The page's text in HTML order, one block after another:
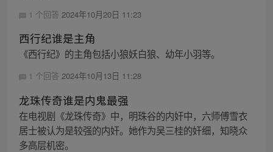
1 个回答 2024年10月20日 11:23
西行纪谁是主角
《西行纪》的主角包括小狼妖白狼、幼年小羽等。
1 个回答 2024年10月13日 11:28
龙珠传奇谁是内鬼最强
在电视剧《龙珠传奇》中，明珠谷的内奸中，六师傅雪衣
居士被认为是较强的内奸。她作为吴三桂的奸细，知晓众
多高层机密。